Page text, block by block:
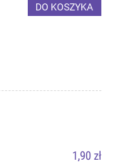
DO KOSZYKA
1,90 zł